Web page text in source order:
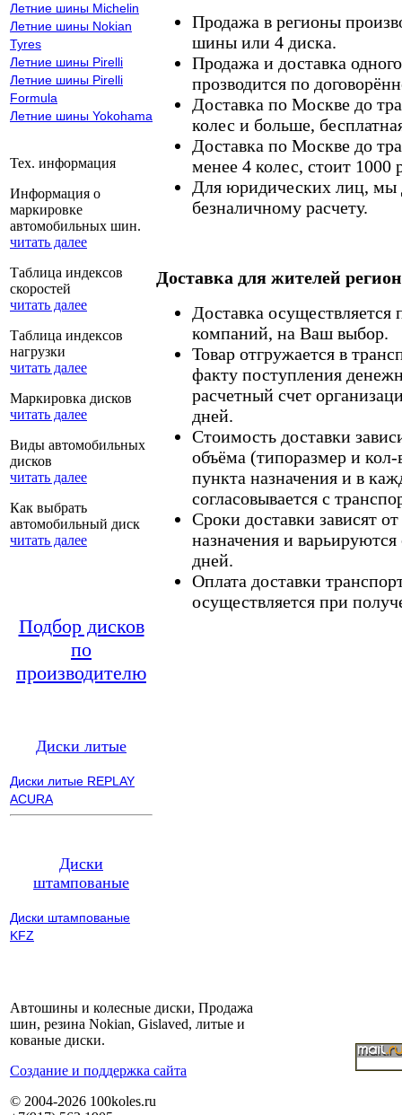
Летние шины Michelin
Летние шины Nokian
Tyres
Летние шины Pirelli
Летние шины Pirelli
Formula
Летние шины Yokohama
Тех. информация
Информация о
маркировке
автомобильных шин.
читать далее
Таблица индексов
скоростей
читать далее
Таблица индексов
нагрузки
читать далее
Маркировка дисков
читать далее
Виды автомобильных
дисков
читать далее
Как выбрать
автомобильный диск
читать далее
Подбор дисков
по
производителю
Диски литые
Диски литые REPLAY
ACURA
Диски
штампованые
Диски штампованые
KFZ
Продажа в регионы
шины или 4 диска.
Продажа и доставка
прозводится по
Доставка по Москве до
колес и больше,
Доставка по Москве до
менее 4 колес, стоит 1000
Для юридических лиц, мы
безналичному расчету.
Доставка для жителей
Доставка
компаний, на Ваш выбор.
Товар отгружается в
факту поступления
расчетный счет
дней.
Стоимость доставки
объёма (типоразмер и кол-
пункта назначения и в
согласовывается с
Сроки доставки зависят
назначения и
дней.
Оплата доставки
осуществляется при
Автошины и колесные диски, Продажа
шин, резина Nokian, Gislaved, литые и
кованые диски.
Cоздание и поддержка сайта
© 2004-2026 100koles.ru